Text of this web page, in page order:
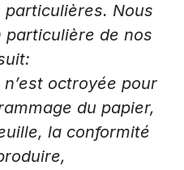
particulières. Nous
particulière de nos
octroyée pour
du papier,
la conformité